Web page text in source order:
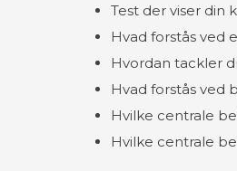
Test der viser din
Hvad forstås ved
Hvordan tackler
Hvad forstås ved
Hvilke centrale
Hvilke centrale